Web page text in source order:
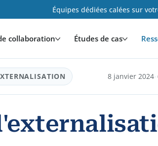
Équipes dédiées calées sur
collaboration Études de cas
8 janvier 2024·